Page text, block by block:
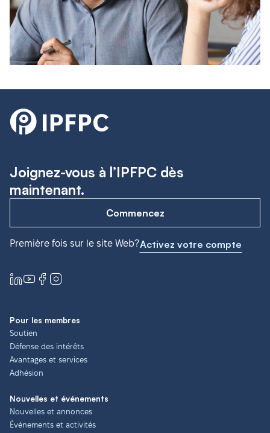
Joignez-vous à l’IPFPC dès
maintenant.
Commencez
Première fois sur le site Web?Activez votre compte
Pour les membres
Soutien
Défense des intérêts
Avantages et services
Adhésion
Nouvelles et événements
Nouvelles et annonces
Événements et activités